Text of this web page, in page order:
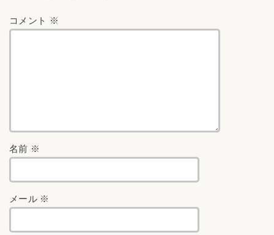
コメント ※
名前 ※
メール ※